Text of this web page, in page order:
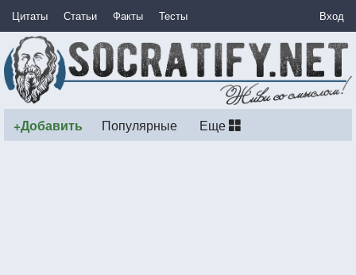
Цитаты Статьи Факты Тесты Вход
+Добавить Популярные Еще